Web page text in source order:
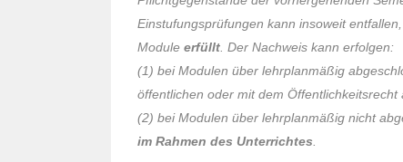
Einstufungsprüfungen kann insoweit
Module erfüllt . Der Nachweis kann erfolgen:
(1) bei Modulen über lehrplanmäßig
öffentlichen oder mit dem
(2) bei Modulen über lehrplanmäßig nicht
im Rahmen des Unterrichtes